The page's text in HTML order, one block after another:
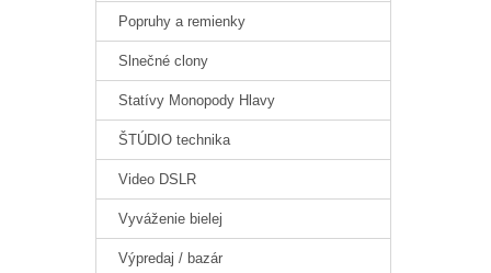
Popruhy a remienky
Slnečné clony
Statívy Monopody Hlavy
ŠTÚDIO technika
Video DSLR
Vyváženie bielej
Výpredaj / bazár